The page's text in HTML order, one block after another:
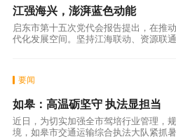
江强海兴，澎湃蓝色动能
启东市第十五次党代会报告提出，在推
代化发展空间。坚持江海联动、资源联
要闻
如皋：高温砺坚守 执法显担当
近日，为切实加强全市驾培行业管理，
境，如皋市交通运输综合执法大队紧抓